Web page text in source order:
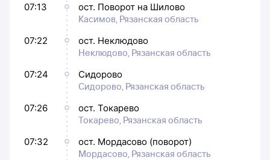
07:13
ост. Поворот на Шилово
Касимов, Рязанская область
07:22
ост. Неклюдово
Неклюдово, Рязанская область
07:24
Сидорово
Сидорово, Рязанская область
07:26
ост. Токарево
Токарево, Рязанская область
07:32
ост. Мордасово (поворот)
Мордасово, Рязанская область